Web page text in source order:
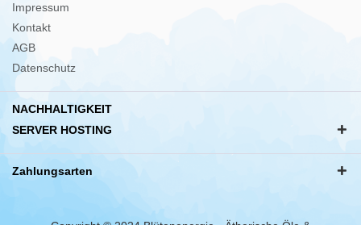
Impressum
Kontakt
AGB
Datenschutz
NACHHALTIGKEIT
SERVER HOSTING
Zahlungsarten